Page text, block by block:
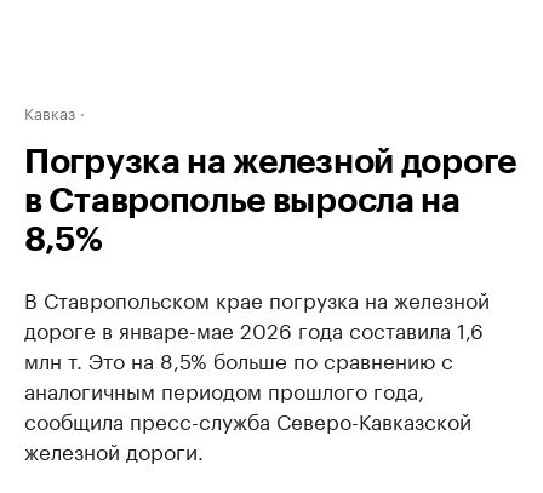
Кавказ
Погрузка на железной дороге
в Ставрополье выросла на
8,5%
В Ставропольском крае погрузка на железной
дороге в январе-мае 2026 года составила 1,6
млн т. Это на 8,5% больше по сравнению с
аналогичным периодом прошлого года,
сообщила пресс-служба Северо-Кавказской
железной дороги.